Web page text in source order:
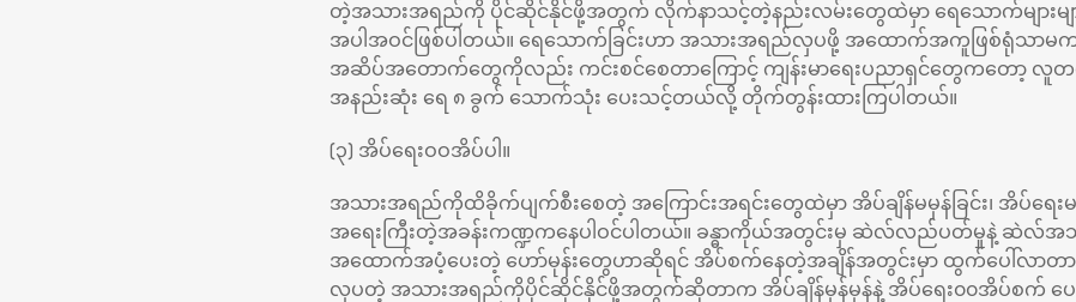
တဲ့အသားအရည်ကို ပိုင်ဆိုင်နိုင်ဖို့အတွက် လိုက်နာသင့်တဲ့နည်းလမ်းတွေထဲမှာ ရေသောက်များမျ
အပါအဝင်ဖြစ်ပါတယ်။ ရေသောက်ခြင်းဟာ အသားအရည်လှပဖို့ အထောက်အကူဖြစ်ရုံသာမ
အဆိပ်အတောက်တွေကိုလည်း ကင်းစင်စေတာကြောင့် ကျန်းမာရေးပညာရှင်တွေကတော့ လူ
အနည်းဆုံး ရေ ၈ ခွက် သောက်သုံး ပေးသင့်တယ်လို့ တိုက်တွန်းထားကြပါတယ်။
(၃) အိပ်ရေးဝဝအိပ်ပါ။
အသားအရည်ကိုထိခိုက်ပျက်စီးစေတဲ့ အကြောင်းအရင်းတွေထဲမှာ အိပ်ချိန်မမှန်ခြင်း၊ အိပ်ရေ
အရေးကြီးတဲ့အခန်းကဏ္ဍကနေပါဝင်ပါတယ်။ ခန္ဓာကိုယ်အတွင်းမှ ဆဲလ်လည်ပတ်မှုနဲ့ ဆဲလ်
အထောက်အပံ့ပေးတဲ့ ဟော်မုန်းတွေဟာဆိုရင် အိပ်စက်နေတဲ့အချိန်အတွင်းမှာ ထွက်ပေါ်လာတာကြေ
လှပတဲ့ အသားအရည်ကိုပိုင်ဆိုင်နိုင်ဖို့အတွက်ဆိုတာက အိပ်ချိန်မှန်မှန်နဲ့ အိပ်ရေး၀၀အိပ်စက် ပ